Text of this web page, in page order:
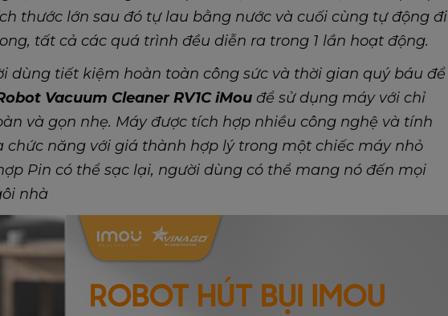
thước lớn sau đó tự lau bằng nước và cuối cùng tự động đi
tất cả các quá trình đều diễn ra trong 1 lần hoạt động.
dùng tiết kiệm hoàn toàn công sức và thời gian quý báu để
Vacuum Cleaner RV1C iMou để sử dụng máy với chỉ
và gọn nhẹ. Máy được tích hợp nhiều công nghệ và tính
chức năng với giá thành hợp lý trong một chiếc máy nhỏ
Pin có thể sạc lại, người dùng có thể mang nó đến mọi
nhà